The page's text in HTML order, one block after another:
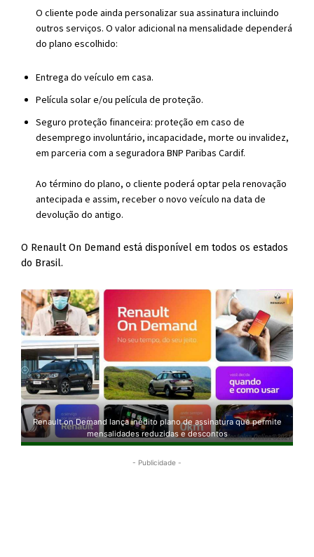
O cliente pode ainda personalizar sua assinatura incluindo
outros serviços. O valor adicional na mensalidade dependerá
do plano escolhido:
Entrega do veículo em casa.
Película solar e/ou película de proteção.
Seguro proteção financeira: proteção em caso de
desemprego involuntário, incapacidade, morte ou invalidez,
em parceria com a seguradora BNP Paribas Cardif.
Ao término do plano, o cliente poderá optar pela renovação
antecipada e assim, receber o novo veículo na data de
devolução do antigo.
O Renault On Demand está disponível em todos os estados
do Brasil.
Renault on Demand lança inédito plano de assinatura que permite
mensalidades reduzidas e descontos
- Publicidade -